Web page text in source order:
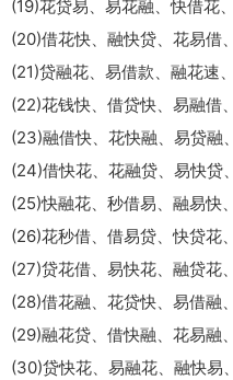
(19)花贷易、易花融、快借花
(20)借花快、融快贷、花易借
(21)贷融花、易借款、融花速
(22)花钱快、借贷快、易融借
(23)融借快、花快融、易贷融
(24)借快花、花融贷、易快贷
(25)快融花、秒借易、融易快
(26)花秒借、借易贷、快贷花
(27)贷花借、易快花、融贷花
(28)借花融、花贷快、易借融
(29)融花贷、借快融、花易融
(30)贷快花、易融花、融快易